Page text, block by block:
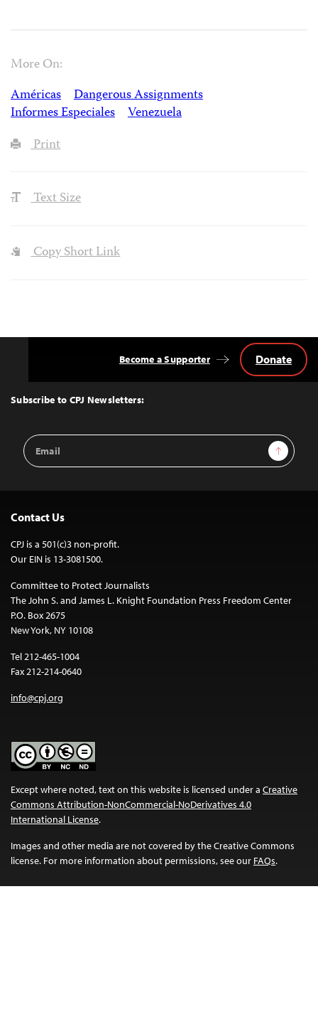
More On:
Américas
Dangerous Assignments
Informes Especiales
Venezuela
Print
Text Size
Copy Short Link
Top
Subscribe to CPJ Newsletters:
Email
Address
Sign Up
Become a Supporter Donate
Contact Us
CPJ is a 501(c)3 non-profit.
Our EIN is 13-3081500.
Committee to Protect Journalists
The John S. and James L. Knight Foundation Press Freedom Center
P.O. Box 2675
New York, NY 10108
Tel 212-465-1004
Fax 212-214-0640
info@cpj.org
Except where noted, text on this website is licensed under a Creative
Commons Attribution-NonCommercial-NoDerivatives 4.0
International License.
Images and other media are not covered by the Creative Commons
license. For more information about permissions, see our FAQs.